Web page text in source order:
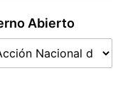
Abierto